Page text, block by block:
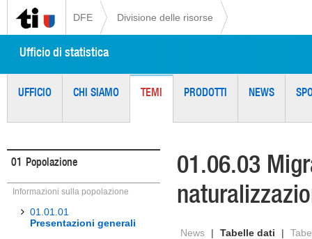
DFE Divisione delle risorse
Ufficio di statistica
UFFICIO CHI SIAMO TEMI PRODOTTI NEWS
01 Popolazione
Informazioni sulla popolazione
01.01.01
Presentazioni generali
01.06.03
News | Tabelle dati |